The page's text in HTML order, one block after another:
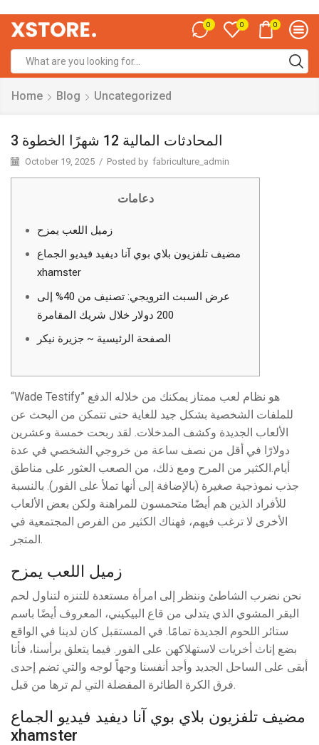
0 0 0
Home Blog Uncategorized
المحادثات المالية 12 شهرًا الخطوة 3
October 19, 2025 / Posted by fabriculture_admin
دعامات
زميل اللعب يمزح
مضيف تلفزيون بلاي بوي آنا ديفيد فيديو الجماع
xhamster
عرض السبت الترويجي: تصنيف من 40% إلى
200 دولار خلال شريك المقامرة
الصفحة الرئيسية ~ جزيرة نيكر
“Wade Testify” هو نظام لعب ممتاز يمكنك من خلاله الدفع
للملفات الشخصية بشكل جيد للغاية حتى تتمكن من البحث عن
الألعاب الجديدة وكشف المدخلات. لقد ربحت خمسة وعشرين
دولارًا في أقل من نصف ساعة من خروجي الشخصي في عدة
أيام.الكثير من المرح ومع ذلك، من الصعب العثور على مناطق
جذب نموذجية صغيرة (بالإضافة إلى أنها تملأ على الفور). بالنسبة
للأفراد الذين هم أيضًا متحمسون للمراهنة ولكن بعض الألعاب
الأخرى لا ترغب فيهم، فهناك الكثير من الفرص المجتمعية في
المتجر.
زميل اللعب يمزح
نحن نضرب الشاطئ وننظر إلى امرأة مستعدة للتنزه لتناول لحم
البقر المشوي الذي يتدلى من قاع البيكيني، المعروف أيضًا باسم
ستائر اللحوم الجديدة تمامًا. في المستقبل كان لدينا في الواقع
بضع إناث أخريات لاستهلاكهن على الفور. فيما يتعلق برأسنا، فأنا
أبقى على الساحل الجديد وأجد أنفسنا وجهاً لوجه والتي تضم إحدى
فرق الكرة الطائرة المفضلة التي لم ترها من قبل.
مضيف تلفزيون بلاي بوي آنا ديفيد فيديو الجماع
xhamster